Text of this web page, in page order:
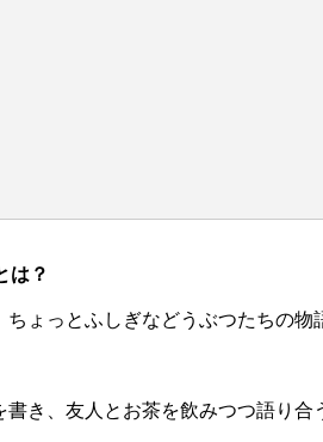
は？
ょっとふしぎなどうぶつたちの物
き、友人とお茶を飲みつつ語り合